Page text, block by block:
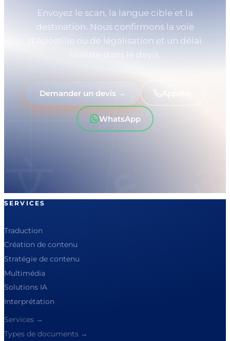
Envoyez le scan, la langue cible et la
destination. Nous confirmons la voie
d'Apostille ou de légalisation et un délai
réaliste dans le devis.
Demander un devis → Appeler
WhatsApp
SERVICES
Traduction
Création de contenu
Stratégie de contenu
Multimédia
Solutions IA
Interprétation
Services →
Types de documents →